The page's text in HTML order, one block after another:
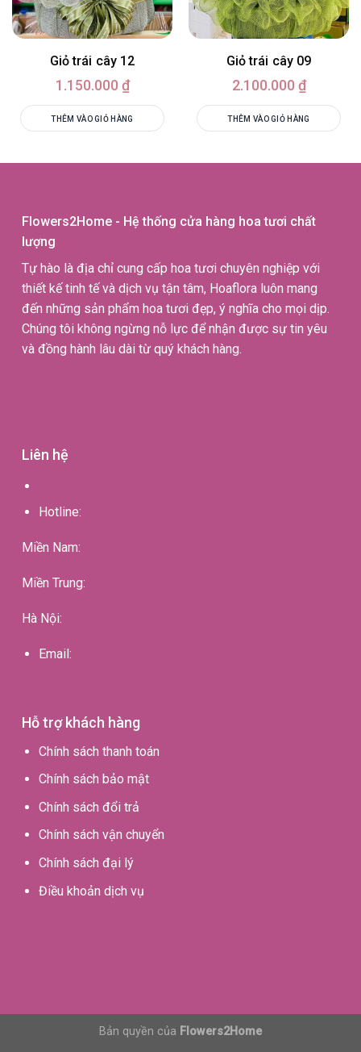
Giỏ trái cây 12
1.150.000 ₫
THÊM VÀO GIỎ HÀNG
Giỏ trái cây 09
2.100.000 ₫
THÊM VÀO GIỎ HÀNG
Flowers2Home - Hệ thống cửa hàng hoa tươi chất
lượng
Tự hào là địa chỉ cung cấp hoa tươi chuyên nghiệp với
thiết kế tinh tế và dịch vụ tận tâm, Hoaflora luôn mang
đến những sản phẩm hoa tươi đẹp, ý nghĩa cho mọi dịp.
Chúng tôi không ngừng nỗ lực để nhận được sự tin yêu
và đồng hành lâu dài từ quý khách hàng.
Liên hệ
Hotline:
Miền Nam:
Miền Trung:
Hà Nội:
Email:
Hỗ trợ khách hàng
Chính sách thanh toán
Chính sách bảo mật
Chính sách đổi trả
Chính sách vận chuyển
Chính sách đại lý
Điều khoản dịch vụ
Bản quyền của Flowers2Home